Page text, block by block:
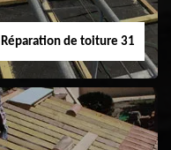
Réparation de toiture 31